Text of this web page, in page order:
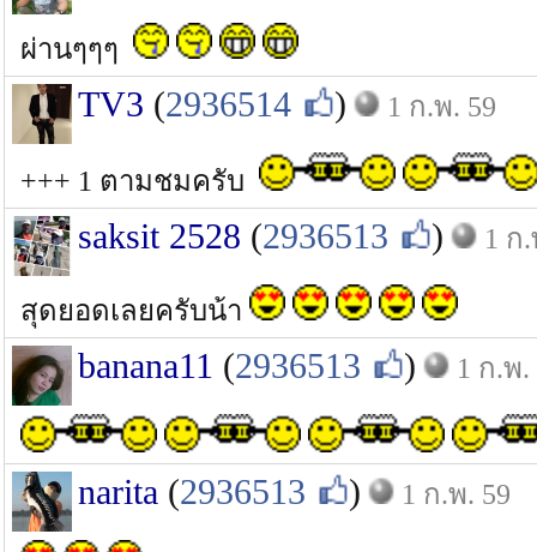
ผ่านๆๆๆ
TV3 (2936514 ) 1 ก.พ. 59
+++ 1 ตามชมครับ
saksit 2528 (2936513 ) 1 ก
สุดยอดเลยครับน้า
banana11 (2936513 ) 1 ก.พ.
narita (2936513 ) 1 ก.พ. 59